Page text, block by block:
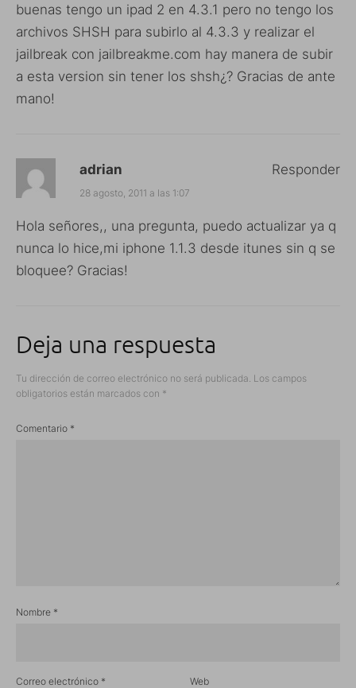
buenas tengo un ipad 2 en 4.3.1 pero no tengo los
archivos SHSH para subirlo al 4.3.3 y realizar el
jailbreak con jailbreakme.com hay manera de subir
a esta version sin tener los shsh¿? Gracias de ante
mano!
adrian
28 agosto, 2011 a las 1:07
Hola señores,, una pregunta, puedo actualizar ya q
nunca lo hice,mi iphone 1.1.3 desde itunes sin q se
bloquee? Gracias!
Responder
Deja una respuesta
Tu dirección de correo electrónico no será publicada. Los campos
obligatorios están marcados con *
Comentario *
Nombre *
Correo electrónico * Web